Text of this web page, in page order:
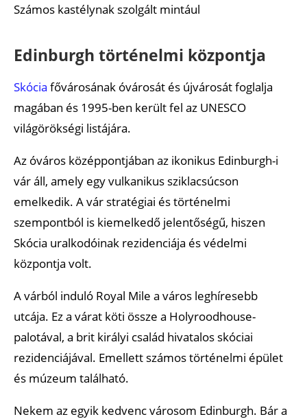
Számos kastélynak szolgált mintául
Edinburgh történelmi központja
Skócia fővárosának óvárosát és újvárosát foglalja
magában és 1995-ben került fel az UNESCO
világörökségi listájára.
Az óváros középpontjában az ikonikus Edinburgh-i
vár áll, amely egy vulkanikus sziklacsúcson
emelkedik. A vár stratégiai és történelmi
szempontból is kiemelkedő jelentőségű, hiszen
Skócia uralkodóinak rezidenciája és védelmi
központja volt.
A várból induló Royal Mile a város leghíresebb
utcája. Ez a várat köti össze a Holyroodhouse-
palotával, a brit királyi család hivatalos skóciai
rezidenciájával. Emellett számos történelmi épület
és múzeum található.
Nekem az egyik kedvenc városom Edinburgh. Bár a